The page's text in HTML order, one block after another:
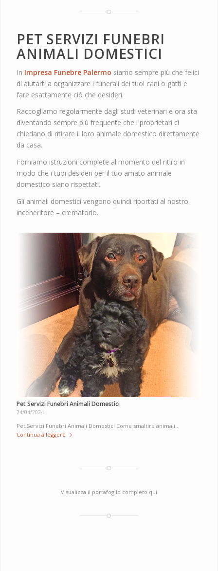
PET SERVIZI FUNEBRI
ANIMALI DOMESTICI
In Impresa Funebre Palermo siamo sempre più che felici
di aiutarti a organizzare i funerali dei tuoi cani o gatti e
fare esattamente ciò che desideri.
Raccogliamo regolarmente dagli studi veterinari e ora sta
diventando sempre più frequente che i proprietari ci
chiedano di ritirare il loro animale domestico direttamente
da casa.
Forniamo istruzioni complete al momento del ritiro in
modo che i tuoi desideri per il tuo amato animale
domestico siano rispettati.
Gli animali domestici vengono quindi riportati al nostro
inceneritore – crematorio.
Pet Servizi Funebri Animali Domestici
24/04/2024
Pet Servizi Funebri Animali Domestici Come smaltire animali…
Continua a leggere
Visualizza il portafoglio completo qui